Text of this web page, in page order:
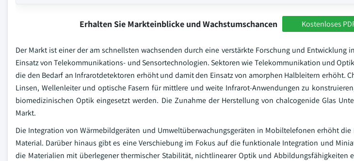
Erhalten Sie Markteinblicke und Wachstumschancen Kostenloses
Der Markt ist einer der am schnellsten wachsenden durch eine verstärkte Forschung und
Einsatz von Telekommunikations- und Sensortechnologien. Sektoren wie Telekommunikation und
die den Bedarf an Infrarotdetektoren erhöht und damit den Einsatz von amorphen Halbleitern erhöht.
Linsen, Wellenleiter und optische Fasern für mittlere und weite Infrarot-Anwendungen zu
biomedizinischen Optik eingesetzt werden. Die Zunahme der Herstellung von chalcogenide Glas
Markt.
Die Integration von Wärmebildgeräten und Umweltüberwachungsgeräten in Mobiltelefonen erhöht
Material. Darüber hinaus gibt es eine Verschiebung im Fokus auf die funktionale Integration und
die Materialien mit überlegener thermischer Stabilität, nichtlinearer Optik und Abbildungsfähigkeiten